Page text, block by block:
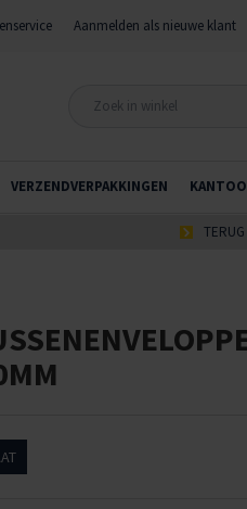
Aanmelden als nieuwe klant
VERZENDVERPAKKINGEN